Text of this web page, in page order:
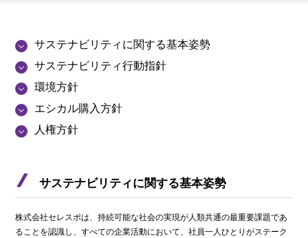
サステナビリティに関する基本姿勢
サステナビリティ行動指針
環境方針
エシカル購入方針
人権方針
サステナビリティに関する基本姿勢
株式会社セレスポは、持続可能な社会の実現が人類共通の最重要課題であ
ることを認識し、すべての企業活動において、社員一人ひとりがステーク